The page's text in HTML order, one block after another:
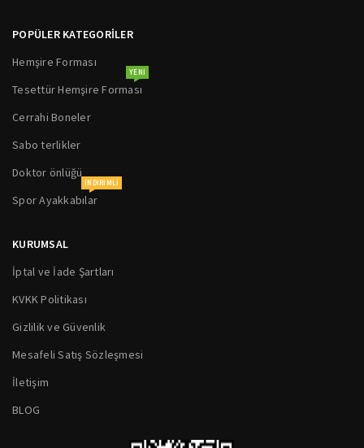
POPÜLER KATEGORİLER
Hemşire Forması
Tesettür Hemşire Forması
YENI
Cerrahi Boneler
Sabo terlikler
Doktor önlüğü
Spor Ayakkabılar
INDIRIMLI
KURUMSAL
İptal ve İade Şartları
KVKK Politikası
Gizlilik ve Güvenlik
Mesafeli Satış Sözleşmesi
İletişim
BLOG